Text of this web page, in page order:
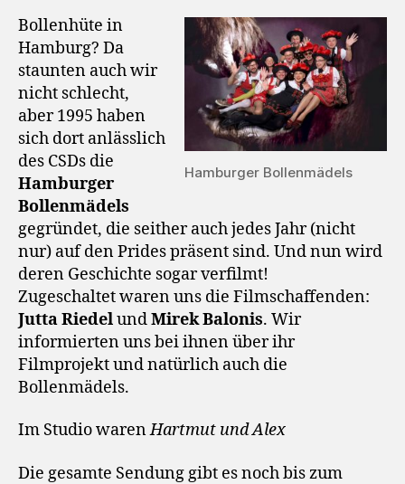
Hamburger Bollenmädels
Bollenhüte in
Hamburg? Da
staunten auch wir
nicht schlecht,
aber 1995 haben
sich dort anlässlich
des CSDs die
Hamburger
Bollenmädels
gegründet, die seither auch jedes Jahr (nicht
nur) auf den Prides präsent sind. Und nun wird
deren Geschichte sogar verfilmt!
Zugeschaltet waren uns die Filmschaffenden:
Jutta RiedelundMirek Balonis. Wir
informierten uns bei ihnen über ihr
Filmprojekt und natürlich auch die
Bollenmädels.
Im Studio warenHartmut und Alex
Die gesamte Sendung gibt es noch bis zum